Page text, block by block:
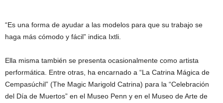
“Es una forma de ayudar a las modelos para que su trabajo se
haga más cómodo y fácil” indica Ixtli.
Ella misma también se presenta ocasionalmente como artista
performática. Entre otras, ha encarnado a “La Catrina Mágica de
Cempasúchil” (The Magic Marigold Catrina) para la “Celebración
del Día de Muertos” en el Museo Penn y en el Museo de Arte de